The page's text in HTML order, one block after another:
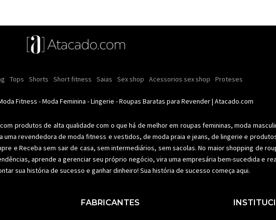
Moda feminina Moda íntima Moda fitness Moda praia Plus size Acessórios
intima masculina Acessórios masculinos Moda íntima Calcinhas Soutiens Conjuntos
Tops Shorts Short fitness Saias Sex shop Acessorios sex shop Proteses
Comestiveis Kits Lançamentos Ofertas Roupas para revender
Fitness -Moda Feminina -Lingerie -Roupas Baratas para Revender| Atacado.com
produtos de alta qualidade com o que há de melhor em roupas femininas,moda
uma revendedora demoda fitness e vestidos, de moda praia e jeans, de lingerie e
e Receba sem sair de casa, sem intermediários, sem sacolas. No maior shopping de
aprende a gerenciar seu próprio negócio, vira uma empresária bem-sucedida e
sua história de sucesso e ganhar dinheiro! Sua história de sucesso começa aqui.
FABRICANTES